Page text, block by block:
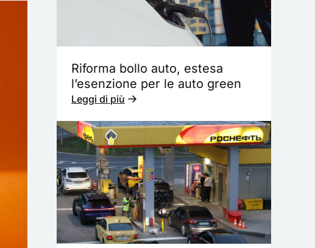
Riforma bollo auto, estesa
l’esenzione per le auto green
Leggi di più